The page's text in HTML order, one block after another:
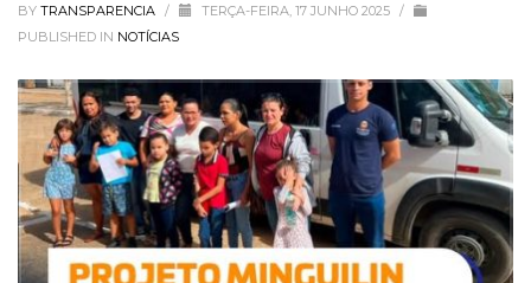
BY TRANSPARENCIA / TERÇA-FEIRA, 17 JUNHO 2025 /
PUBLISHED IN NOTÍCIAS